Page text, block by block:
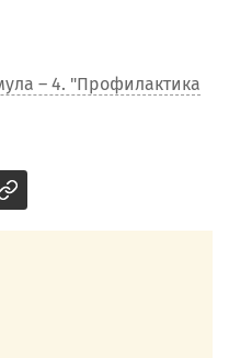
– 4. "Профилактика